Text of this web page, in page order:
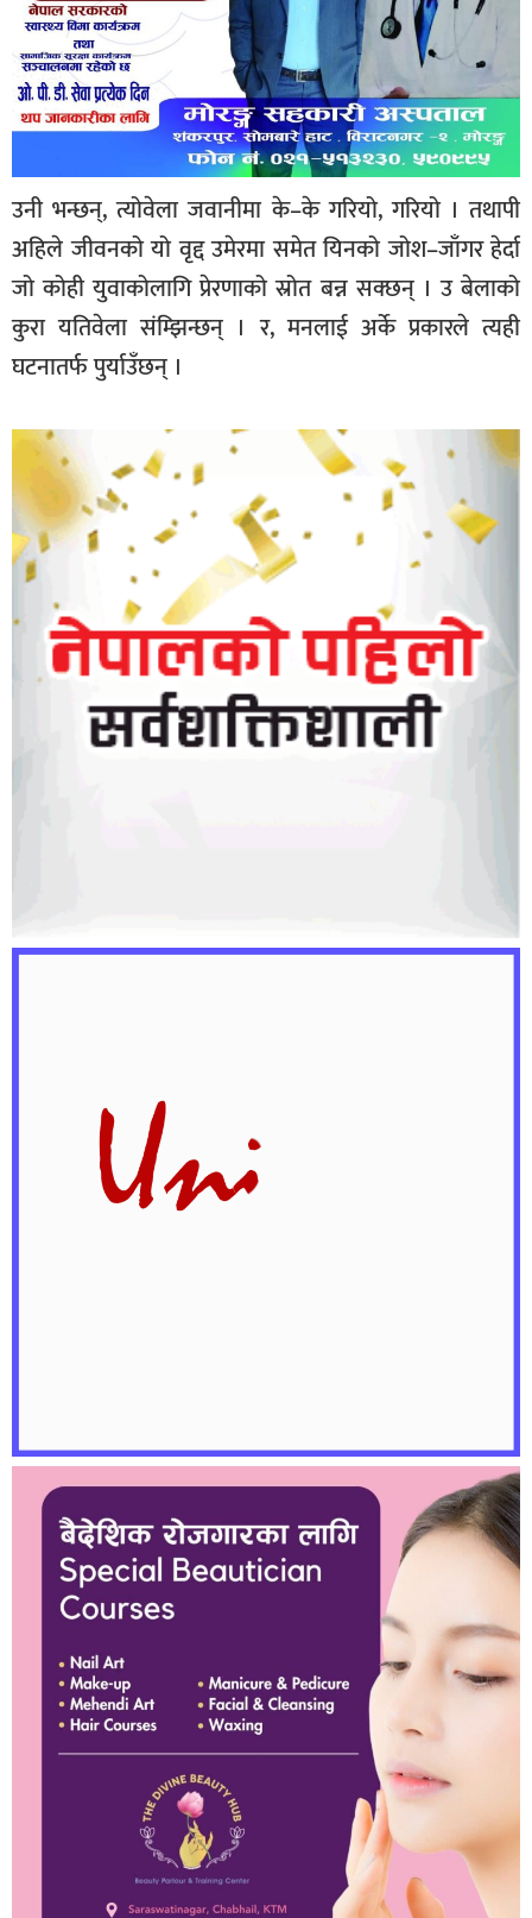
उनी भन्छन्, त्योवेला जवानीमा के–के गरियो, गरियो । तथापी
अहिले जीवनको यो वृद्द उमेरमा समेत यिनको जोश–जाँगर हेर्दा
जो कोही युवाकोलागि प्रेरणाको स्रोत बन्न सक्छन् । उ बेलाको
कुरा यतिवेला संम्झिन्छन् । र, मनलाई अर्के प्रकारले त्यही
घटनातर्फ पुर्याउँछन् ।